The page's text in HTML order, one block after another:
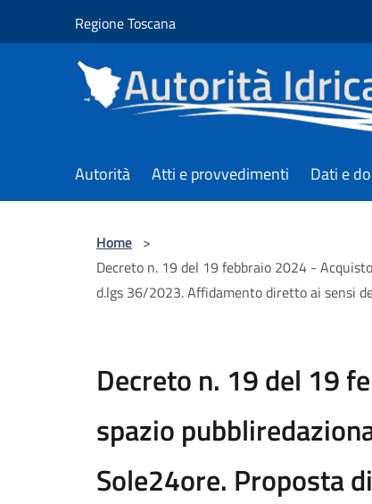
Regione Toscana
Autorità Atti e provvedimenti Dati e
Home >
Decreto n. 19 del 19 febbraio 2024 -
d.lgs 36/2023. Affidamento diretto ai sensi
Decreto n. 19 del 19
spazio
Sole24ore. Proposta